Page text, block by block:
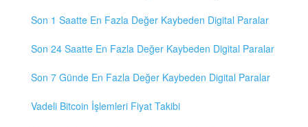
Son 1 Saatte En Fazla Değer Kaybeden Digital Paralar
Son 24 Saatte En Fazla Değer Kaybeden Digital Paralar
Son 7 Günde En Fazla Değer Kaybeden Digital Paralar
Vadeli Bitcoin İşlemleri Fiyat Takibi